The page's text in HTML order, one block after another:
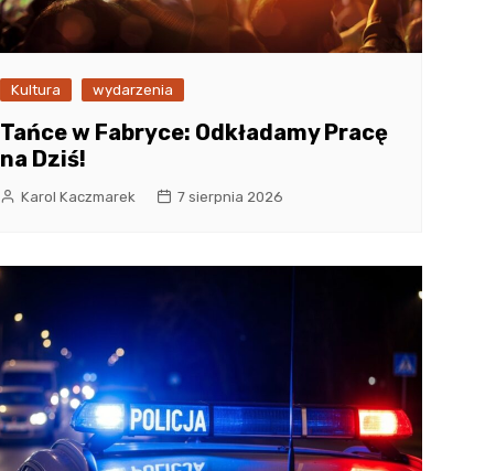
Kultura wydarzenia
Tańce w Fabryce: Odkładamy Pracę
na Dziś!
Karol Kaczmarek 7 sierpnia 2026